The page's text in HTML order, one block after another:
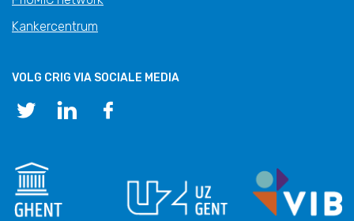
Kankercentrum
VOLG CRIG VIA SOCIALE MEDIA